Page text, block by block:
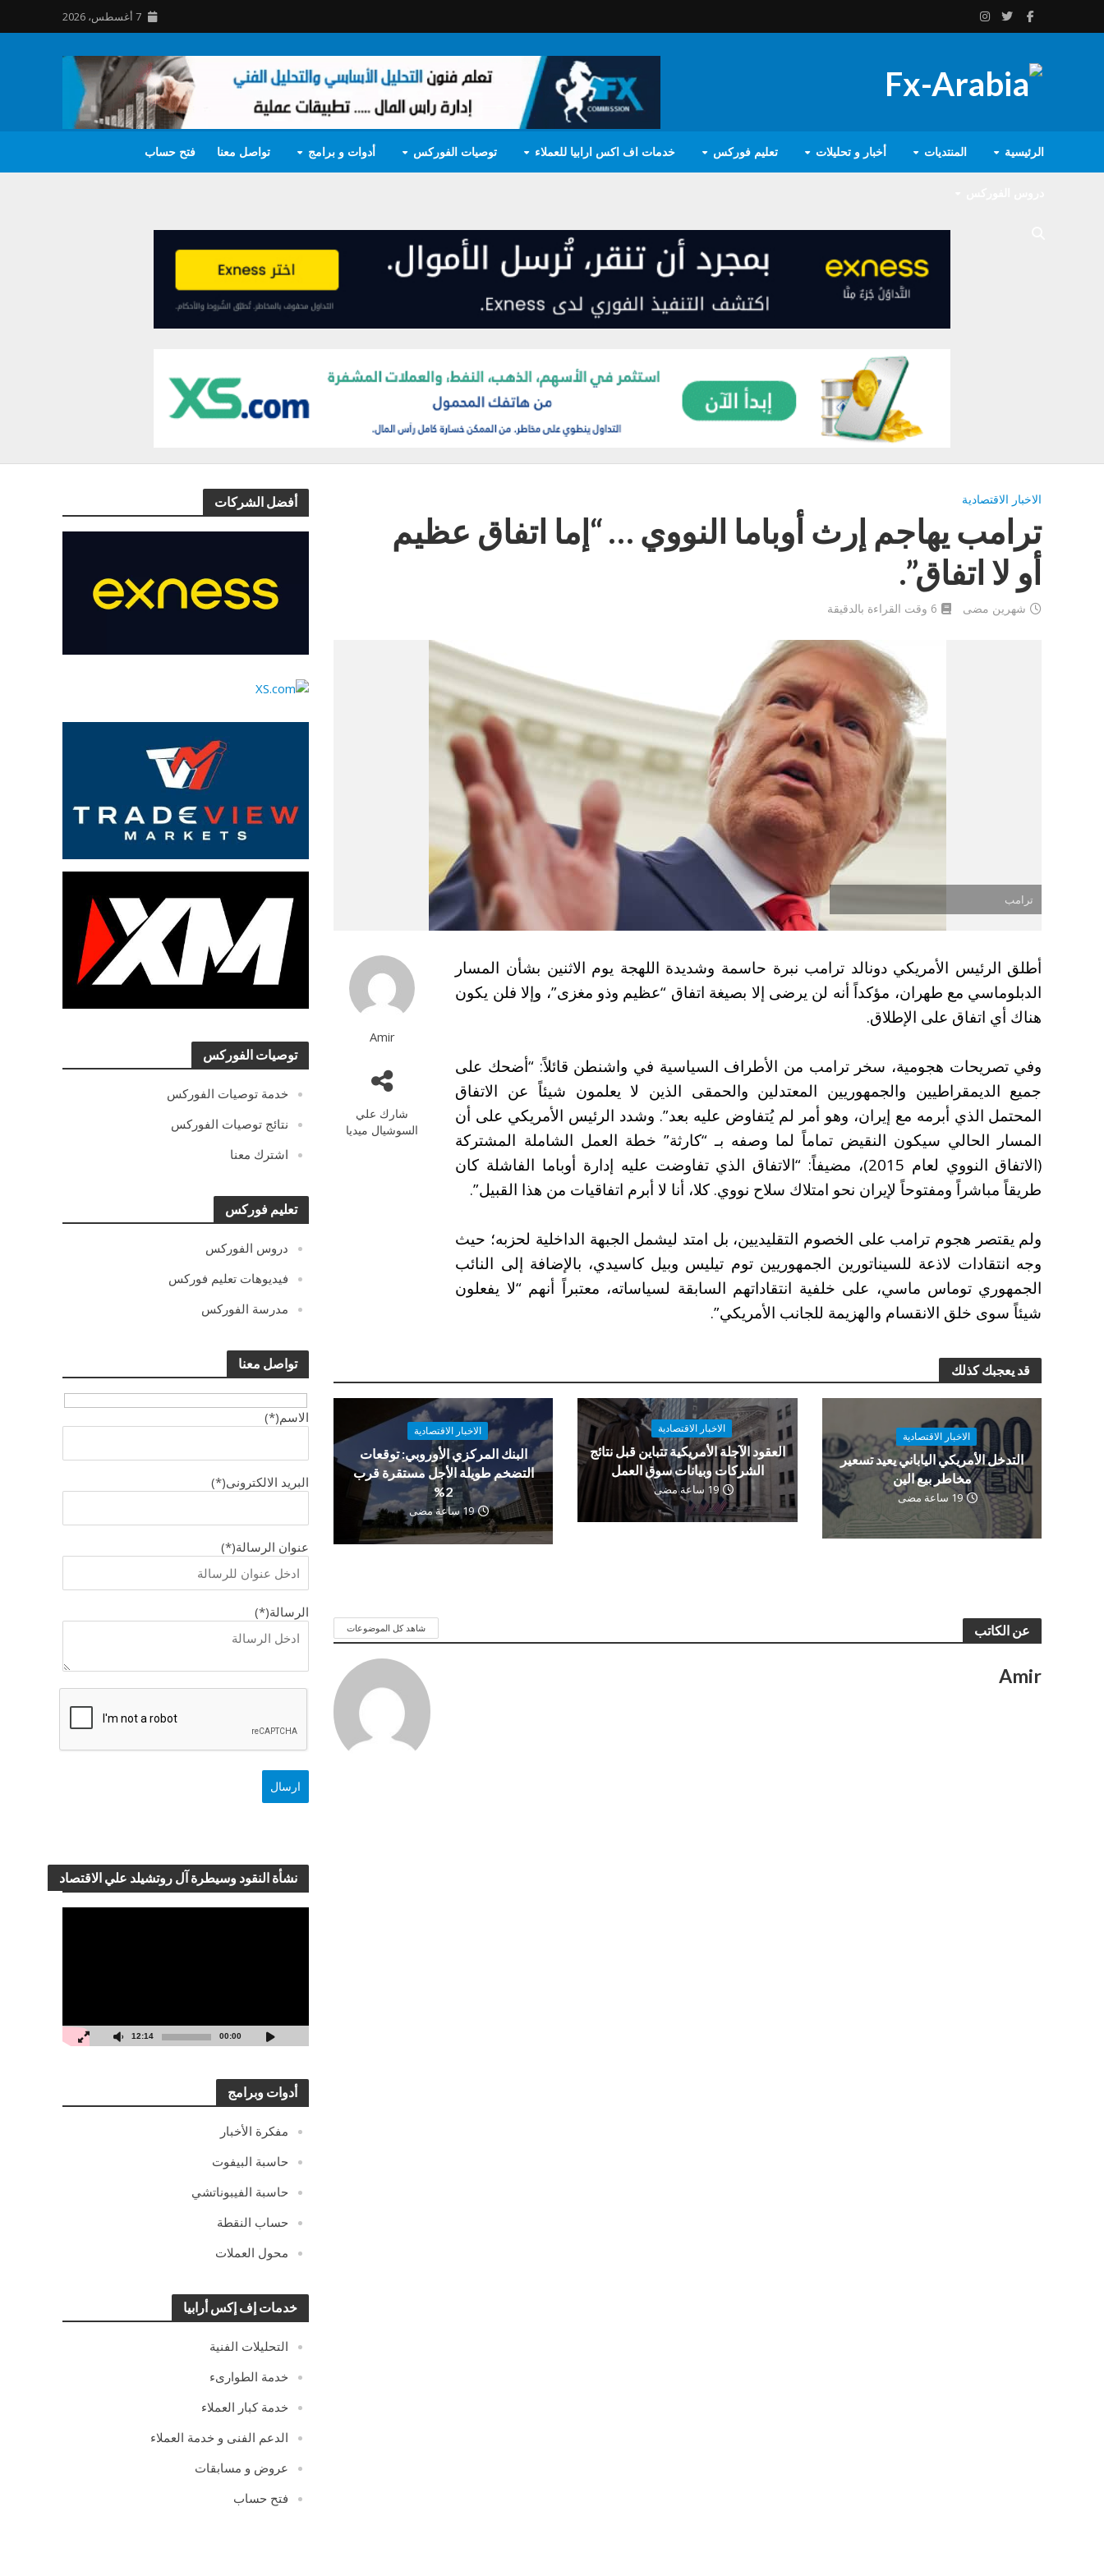
7 أغسطس، 2026
الرئيسية المنتديات أخبار و تحليلات تعليم فوركس خدمات اف اكس ارابيا للعملاء توصيات الفوركس أدوات و برامج تواصل معنا فتح حساب
أفضل الشركات
توصيات الفوركس
خدمة توصيات الفوركس
نتائج توصيات الفوركس
اشترك معنا
تعليم فوركس
دروس الفوركس
فيديوهات تعليم فوركس
مدرسة الفوركس
تواصل معنا
الاسم(*)
البريد الالكترونى(*)
عنوان الرسالة(*)
الرسالة(*)
نشأة النقود وسيطرة آل روتشيلد علي الاقتصاد
00:00
12:14
أدوات وبرامج
مفكرة الأخبار
حاسبة البيفوت
حاسبة الفيبوناتشي
حساب النقطة
محول العملات
خدمات إف إكس أرابيا
التحليلات الفنية
خدمة الطوارىء
خدمة كبار العملاء
الدعم الفنى و خدمة العملاء
عروض و مسابقات
فتح حساب
الاخبار الاقتصادية
ترامب يهاجم إرث أوباما النووي … “إما اتفاق عظيم
أو لا اتفاق”.
شهرين مضى 6 وقت القراءة بالدقيقة
ترامب
Amir
شارك علي
السوشيال ميديا
أطلق الرئيس الأمريكي دونالد ترامب نبرة حاسمة وشديدة اللهجة يوم الاثنين بشأن المسار
الدبلوماسي مع طهران، مؤكداً أنه لن يرضى إلا بصيغة اتفاق “عظيم وذو مغزى”، وإلا فلن يكون
هناك أي اتفاق على الإطلاق.
وفي تصريحات هجومية، سخر ترامب من الأطراف السياسية في واشنطن قائلاً: “أضحك على
جميع الديمقراطيين والجمهوريين المعتدلين والحمقى الذين لا يعلمون شيئاً عن الاتفاق
المحتمل الذي أبرمه مع إيران، وهو أمر لم يُتفاوض عليه بعد”. وشدد الرئيس الأمريكي على أن
المسار الحالي سيكون النقيض تماماً لما وصفه بـ “كارثة” خطة العمل الشاملة المشتركة
(الاتفاق النووي لعام 2015)، مضيفاً: “الاتفاق الذي تفاوضت عليه إدارة أوباما الفاشلة كان
طريقاً مباشراً ومفتوحاً لإيران نحو امتلاك سلاح نووي. كلا، أنا لا أبرم اتفاقيات من هذا القبيل”.
ولم يقتصر هجوم ترامب على الخصوم التقليديين، بل امتد ليشمل الجبهة الداخلية لحزبه؛ حيث
وجه انتقادات لاذعة للسيناتورين الجمهوريين توم تيليس وبيل كاسيدي، بالإضافة إلى النائب
الجمهوري توماس ماسي، على خلفية انتقاداتهم السابقة لسياساته، معتبراً أنهم “لا يفعلون
شيئاً سوى خلق الانقسام والهزيمة للجانب الأمريكي”.
قد يعجبك كذلك
الاخبار الاقتصادية
التدخل الأمريكي الياباني يعيد تسعير
مخاطر بيع الين
19 ساعة مضى
الاخبار الاقتصادية
العقود الآجلة الأمريكية تتباين قبل نتائج
الشركات وبيانات سوق العمل
19 ساعة مضى
الاخبار الاقتصادية
البنك المركزي الأوروبي: توقعات
التضخم طويلة الأجل مستقرة قرب
2%
19 ساعة مضى
عن الكاتب شاهد كل الموضوعات
Amir